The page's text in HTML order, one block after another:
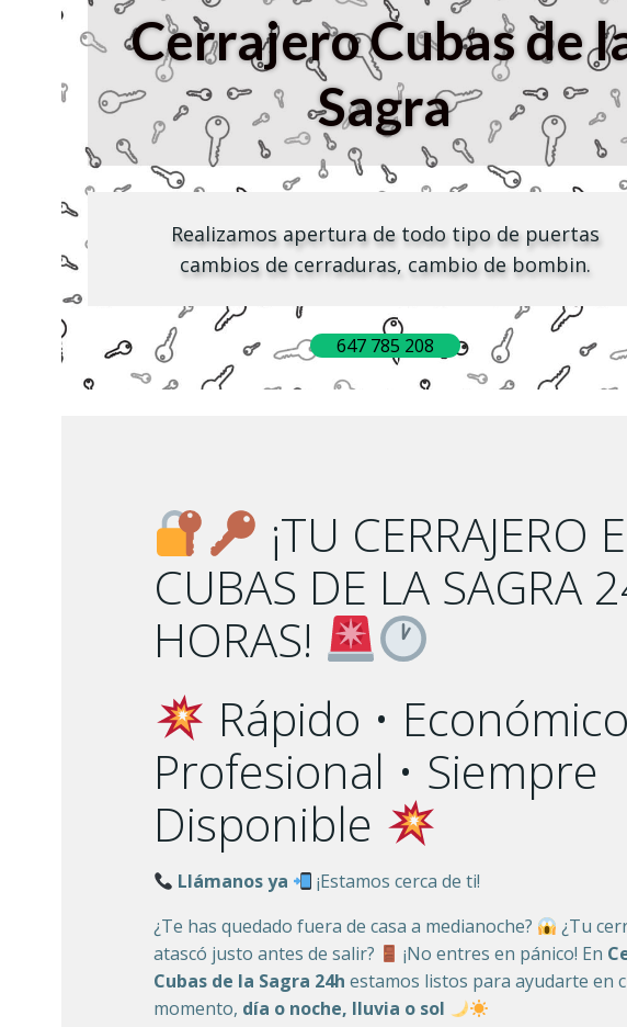
CerrajeroCubas de
Sagra
Realizamos apertura de todo tipo de puertas
cambios de cerraduras, cambio de bombin.
647 785 208
¡TU CERRAJERO
CUBAS DE LA SAGRA
HORAS!
Rápido •
Profesional • Siempre
Disponible
Llámanos ya
¡Estamos cerca de ti!
¿Te has quedado fuera de casa a medianoche?
¿Tu
atascó justo antes de salir?
¡No entres en pánico! En
Cubas de la Sagra 24h estamos listos para ayudarte en
momento, día o noche, lluvia o sol